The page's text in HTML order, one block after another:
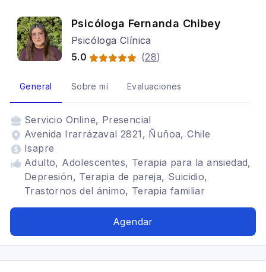
Psicóloga Fernanda Chibey
Psicóloga Clínica
5.0
(28)
General Sobre mí Evaluaciones
Servicio Online, Presencial
Avenida Irarrázaval 2821, Ñuñoa, Chile
Isapre
Adulto, Adolescentes, Terapia para la ansiedad,
Depresión, Terapia de pareja, Suicidio,
Trastornos del ánimo, Terapia familiar
Agendar